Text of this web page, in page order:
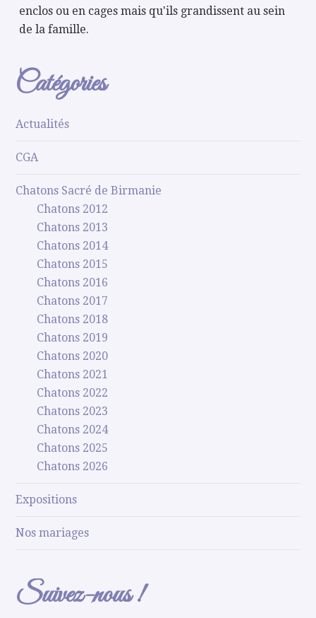
enclos ou en cages mais qu'ils grandissent au sein
de la famille.
Catégories
Actualités
CGA
Chatons Sacré de Birmanie
Chatons 2012
Chatons 2013
Chatons 2014
Chatons 2015
Chatons 2016
Chatons 2017
Chatons 2018
Chatons 2019
Chatons 2020
Chatons 2021
Chatons 2022
Chatons 2023
Chatons 2024
Chatons 2025
Chatons 2026
Expositions
Nos mariages
Suivez-nous !